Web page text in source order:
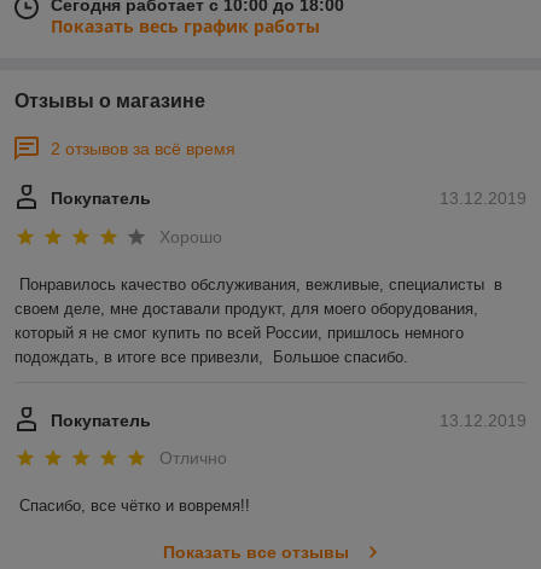
Сегодня работает с 10:00 до 18:00
Показать весь график работы
Отзывы о магазине
2 отзывов за всё время
13.12.2019
Покупатель
Хорошо
Понравилось качество обслуживания, вежливые, специалисты  в
своем деле, мне доставали продукт, для моего оборудования,
который я не смог купить по всей России, пришлось немного
подождать, в итоге все привезли,  Большое спасибо.
13.12.2019
Покупатель
Отлично
Спасибо, все чётко и вовремя!!
Показать все отзывы